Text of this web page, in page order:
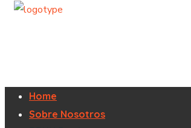
Home
Sobre Nosotros